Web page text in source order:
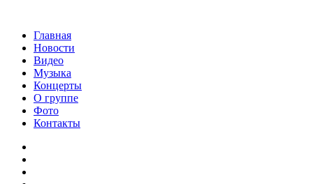
Главная
Новости
Видео
Музыка
Концерты
О группе
Фото
Контакты